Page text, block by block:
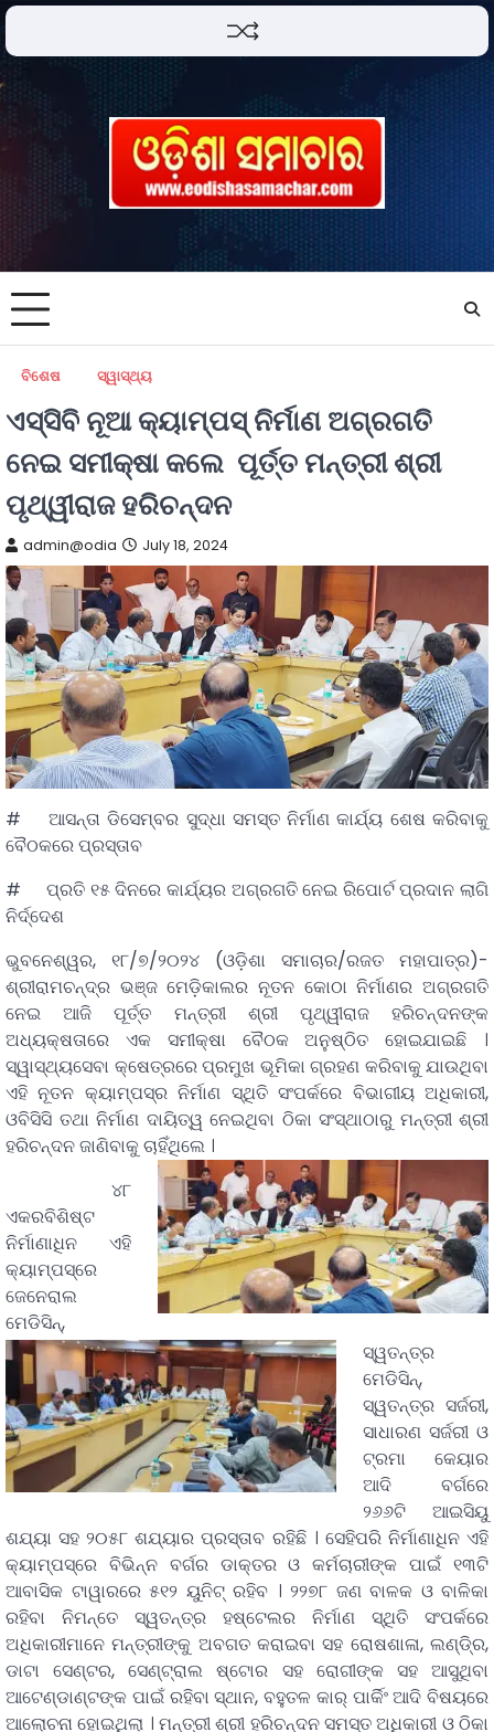
ବିଶେଷ ସ୍ୱାସ୍ଥ୍ୟ
ଏସ୍‌ସିବି ନୂଆ କ୍ୟାମ୍ପସ୍‌ ନିର୍ମାଣ ଅଗ୍ରଗତି
ନେଇ ସମୀକ୍ଷା କଲେ ପୂର୍ତ୍ତ ମନ୍ତ୍ରୀ ଶ୍ରୀ
ପୃଥ୍ୱୀରାଜ ହରିଚନ୍ଦନ
admin@odia July 18, 2024
# ଆସନ୍ତା ଡିସେମ୍ବର ସୁଦ୍ଧା ସମସ୍ତ ନିର୍ମାଣ କାର୍ଯ୍ୟ ଶେଷ କରିବାକୁ
ବୈଠକରେ ପ୍ରସ୍ତାବ
# ପ୍ରତି ୧୫ ଦିନରେ କାର୍ଯ୍ୟର ଅଗ୍ରଗତି ନେଇ ରିପୋର୍ଟ ପ୍ରଦାନ ଲାଗି
ନିର୍ଦ୍ଦେଶ
ଭୁବନେଶ୍ୱର, ୧୮/୭/୨୦୨୪ (ଓଡ଼ିଶା ସମାଚାର/ରଜତ ମହାପାତ୍ର)-
ଶ୍ରୀରାମଚନ୍ଦ୍ର ଭଞ୍ଜ ମେଡ଼ିକାଲର ନୂତନ କୋଠା ନିର୍ମାଣର ଅଗ୍ରଗତି
ନେଇ ଆଜି ପୂର୍ତ୍ତ ମନ୍ତ୍ରୀ ଶ୍ରୀ ପୃଥ୍ୱୀରାଜ ହରିଚନ୍ଦନଙ୍କ
ଅଧ୍ୟକ୍ଷତାରେ ଏକ ସମୀକ୍ଷା ବୈଠକ ଅନୁଷ୍ଠିତ ହୋଇଯାଇଛି ।
ସ୍ୱାସ୍ଥ୍ୟସେବା କ୍ଷେତ୍ରରେ ପ୍ରମୁଖ ଭୂମିକା ଗ୍ରହଣ କରିବାକୁ ଯାଉଥିବା
ଏହି ନୂତନ କ୍ୟାମ୍ପସ୍‌ର ନିର୍ମାଣ ସ୍ଥିତି ସଂପର୍କରେ ବିଭାଗୀୟ ଅଧିକାରୀ,
ଓବିସିସି ତଥା ନିର୍ମାଣ ଦାୟିତ୍ୱ ନେଇଥିବା ଠିକା ସଂସ୍ଥାଠାରୁ ମନ୍ତ୍ରୀ ଶ୍ରୀ
ହରିଚନ୍ଦନ ଜାଣିବାକୁ ଚାହିଁଥିଲେ ।
୪୮
ଏକରବିଶିଷ୍ଟ
ନିର୍ମାଣାଧିନ ଏହି
କ୍ୟାମ୍ପସ୍‌ରେ
ଜେନେରାଲ
ମେଡିସିନ୍‌,
ସ୍ୱତନ୍ତ୍ର
ମେଡିସିନ୍‌,
ସ୍ୱତନ୍ତ୍ର ସର୍ଜରୀ,
ସାଧାରଣ ସର୍ଜରୀ ଓ
ଟ୍ରମା କେୟାର
ଆଦି ବର୍ଗରେ
୨୬୬ଟି ଆଇସିୟୁ
ଶଯ୍ୟା ସହ ୨୦୫୮ ଶଯ୍ୟାର ପ୍ରସ୍ତାବ ରହିଛି । ସେହିପରି ନିର୍ମାଣାଧିନ ଏହି
କ୍ୟାମ୍ପସ୍‌ରେ ବିଭିନ୍ନ ବର୍ଗର ଡାକ୍ତର ଓ କର୍ମଚାରୀଙ୍କ ପାଇଁ ୧୩ଟି
ଆବାସିକ ଟାୱାରରେ ୫୧୨ ୟୁନିଟ୍‌ ରହିବ । ୨୨୭୮ ଜଣ ବାଳକ ଓ ବାଳିକା
ରହିବା ନିମନ୍ତେ ସ୍ୱତନ୍ତ୍ର ହଷ୍ଟେଲର ନିର୍ମାଣ ସ୍ଥିତି ସଂପର୍କରେ
ଅଧିକାରୀମାନେ ମନ୍ତ୍ରୀଙ୍କୁ ଅବଗତ କରାଇବା ସହ ରୋଷଶାଳା, ଲଣ୍ଡି୍ର,
ଡାଟା ସେଣ୍ଟର, ସେଣ୍ଟ୍ରାଲ ଷ୍ଟୋର ସହ ରୋଗୀଙ୍କ ସହ ଆସୁଥିବା
ଆଟେଣ୍ଡାଣ୍ଟଙ୍କ ପାଇଁ ରହିବା ସ୍ଥାନ, ବହୁତଳ କାର୍‌ ପାର୍କିଂ ଆଦି ବିଷୟରେ
ଆଲୋଚନା ହୋଇଥିଲା । ମନ୍ତ୍ରୀ ଶ୍ରୀ ହରିଚନ୍ଦନ ସମସ୍ତ ଅଧିକାରୀ ଓ ଠିକା